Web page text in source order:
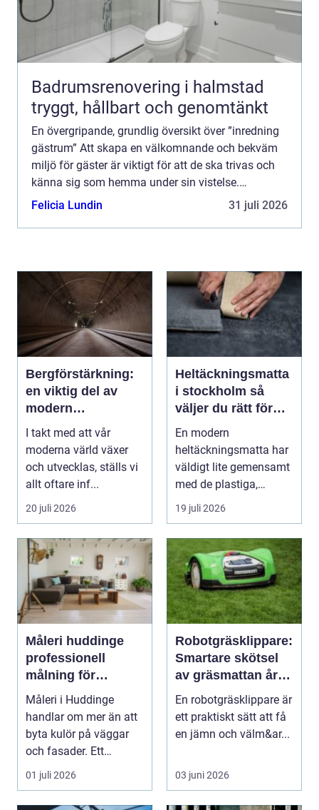
Badrumsrenovering i halmstad
tryggt, hållbart och genomtänkt
En övergripande, grundlig översikt över ”inredning
gästrum” Att skapa en välkomnande och bekväm
miljö för gäster är viktigt för att de ska trivas och
känna sig som hemma under sin vistelse.
Inredning av gästrum handlar inte bara om att sk...
Felicia Lundin 31 juli 2026
Bergförstärkning:
en viktig del av
modern
infrastruktur
I takt med att vår
moderna värld växer
och utvecklas, ställs vi
allt oftare inf...
20 juli 2026
Heltäckningsmatta
i stockholm så
väljer du rätt för
hem och kontor
En modern
heltäckningsmatta har
väldigt lite gemensamt
med de plastiga,
svårstädade
19 juli 2026
Måleri huddinge
professionell
målning för
hållbara resultat
Måleri i Huddinge
handlar om mer än att
byta kulör på väggar
och fasader. Ett
genomtänkt
01 juli 2026
Robotgräsklippare:
Smartare skötsel
av gräsmattan året
runt
En robotgräsklippare är
ett praktiskt sätt att få
en jämn och välm&ar...
03 juni 2026